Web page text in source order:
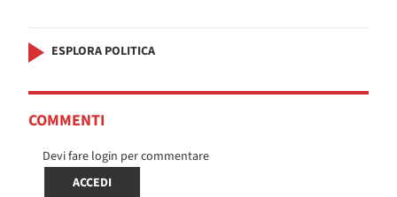
ESPLORA POLITICA
COMMENTI
Devi fare login per commentare
ACCEDI